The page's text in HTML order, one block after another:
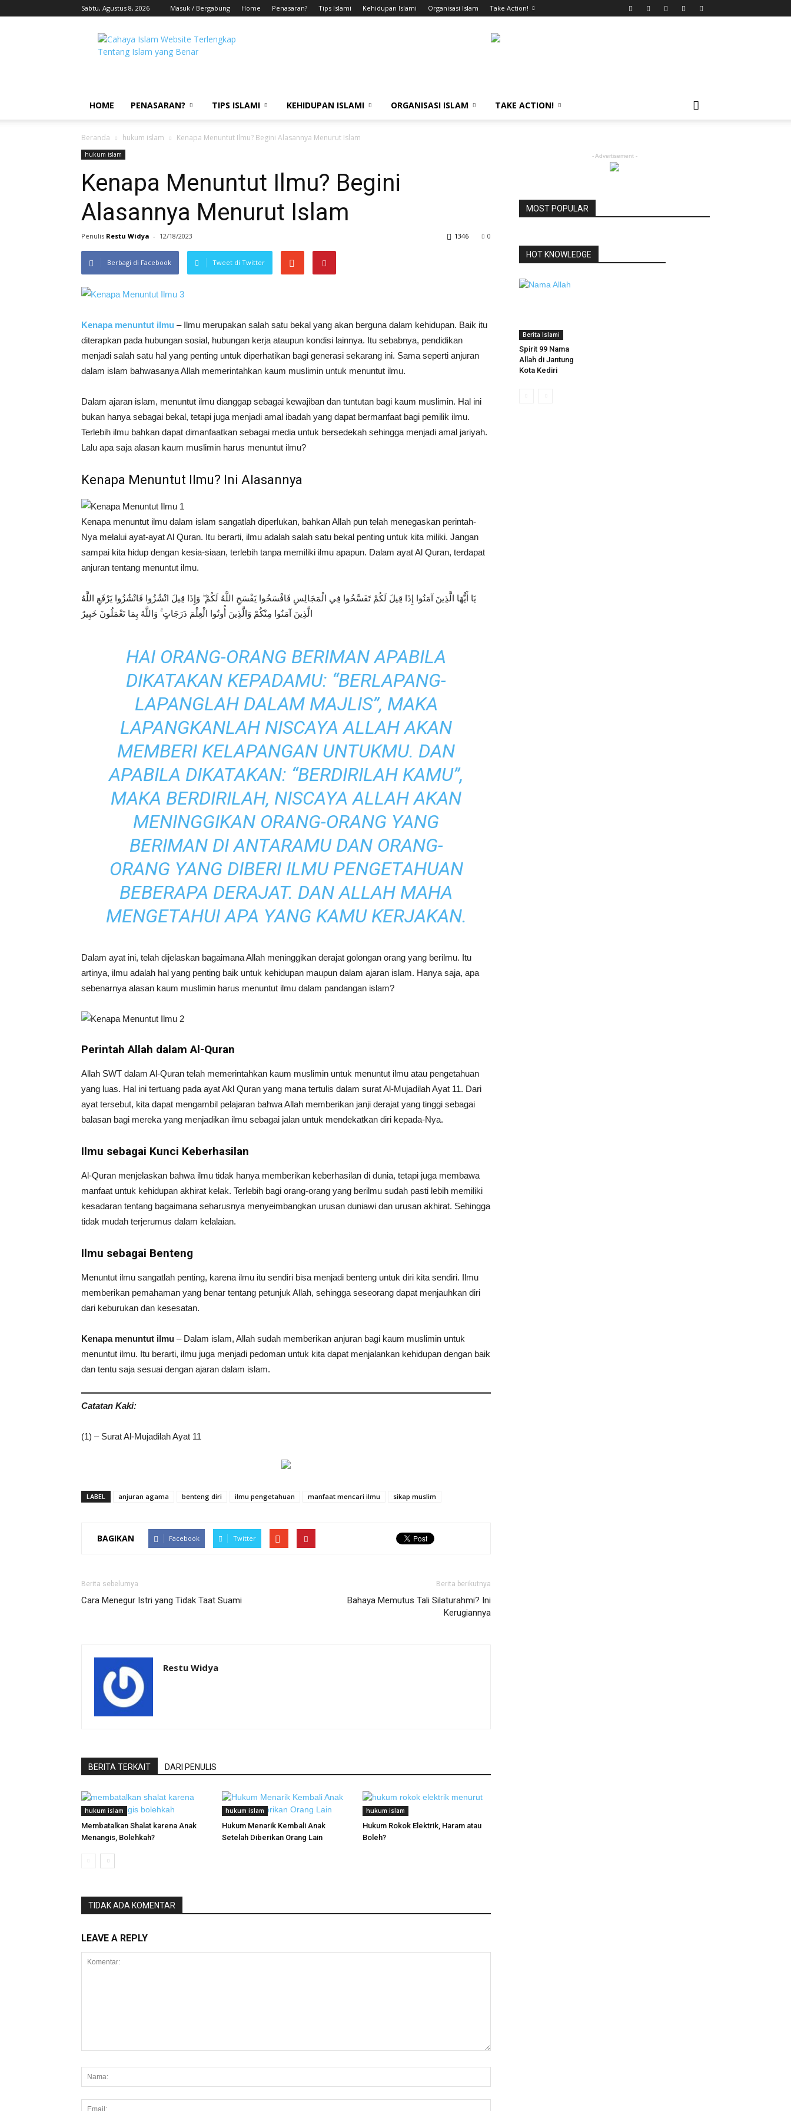
Sabtu, Agustus 8, 2026 Masuk / Bergabung Home Penasaran? Tips Islami Kehidupan Islami Organisasi Islam Take Action!
HOME PENASARAN? TIPS ISLAMI KEHIDUPAN ISLAMI ORGANISASI ISLAM TAKE ACTION!
Beranda hukum islam Kenapa Menuntut Ilmu? Begini Alasannya Menurut Islam
hukum islam
Kenapa Menuntut Ilmu? Begini
Alasannya Menurut Islam
Penulis Restu Widya - 12/18/2023 0
1346
Berbagi di Facebook Tweet di Twitter
Kenapa menuntut ilmu – Ilmu merupakan salah satu bekal yang akan berguna dalam kehidupan. Baik itu
diterapkan pada hubungan sosial, hubungan kerja ataupun kondisi lainnya. Itu sebabnya, pendidikan
menjadi salah satu hal yang penting untuk diperhatikan bagi generasi sekarang ini. Sama seperti anjuran
dalam islam bahwasanya Allah memerintahkan kaum muslimin untuk menuntut ilmu.
Dalam ajaran islam, menuntut ilmu dianggap sebagai kewajiban dan tuntutan bagi kaum muslimin. Hal ini
bukan hanya sebagai bekal, tetapi juga menjadi amal ibadah yang dapat bermanfaat bagi pemilik ilmu.
Terlebih ilmu bahkan dapat dimanfaatkan sebagai media untuk bersedekah sehingga menjadi amal jariyah.
Lalu apa saja alasan kaum muslimin harus menuntut ilmu?
Kenapa Menuntut Ilmu? Ini Alasannya
Kenapa menuntut ilmu dalam islam sangatlah diperlukan, bahkan Allah pun telah menegaskan perintah-
Nya melalui ayat-ayat Al Quran. Itu berarti, ilmu adalah salah satu bekal penting untuk kita miliki. Jangan
sampai kita hidup dengan kesia-siaan, terlebih tanpa memiliki ilmu apapun. Dalam ayat Al Quran, terdapat
anjuran tentang menuntut ilmu.
يَا أَيُّهَا الَّذِينَ آمَنُوا إِذَا قِيلَ لَكُمْ تَفَسَّحُوا فِي الْمَجَالِسِ فَافْسَحُوا يَفْسَحِ اللَّهُ لَكُمْ ۖ وَإِذَا قِيلَ انْشُزُوا فَانْشُزُوا يَرْفَعِ اللَّهُ
الَّذِينَ آمَنُوا مِنْكُمْ وَالَّذِينَ أُوتُوا الْعِلْمَ دَرَجَاتٍ ۚ وَاللَّهُ بِمَا تَعْمَلُونَ خَبِيرٌ
HAI ORANG-ORANG BERIMAN APABILA
DIKATAKAN KEPADAMU: “BERLAPANG-
LAPANGLAH DALAM MAJLIS”, MAKA
LAPANGKANLAH NISCAYA ALLAH AKAN
MEMBERI KELAPANGAN UNTUKMU. DAN
APABILA DIKATAKAN: “BERDIRILAH KAMU”,
MAKA BERDIRILAH, NISCAYA ALLAH AKAN
MENINGGIKAN ORANG-ORANG YANG
BERIMAN DI ANTARAMU DAN ORANG-
ORANG YANG DIBERI ILMU PENGETAHUAN
BEBERAPA DERAJAT. DAN ALLAH MAHA
MENGETAHUI APA YANG KAMU KERJAKAN.
Dalam ayat ini, telah dijelaskan bagaimana Allah meninggikan derajat golongan orang yang berilmu. Itu
artinya, ilmu adalah hal yang penting baik untuk kehidupan maupun dalam ajaran islam. Hanya saja, apa
sebenarnya alasan kaum muslimin harus menuntut ilmu dalam pandangan islam?
Perintah Allah dalam Al-Quran
Allah SWT dalam Al-Quran telah memerintahkan kaum muslimin untuk menuntut ilmu atau pengetahuan
yang luas. Hal ini tertuang pada ayat Akl Quran yang mana tertulis dalam surat Al-Mujadilah Ayat 11. Dari
ayat tersebut, kita dapat mengambil pelajaran bahwa Allah memberikan janji derajat yang tinggi sebagai
balasan bagi mereka yang menjadikan ilmu sebagai jalan untuk mendekatkan diri kepada-Nya.
Ilmu sebagai Kunci Keberhasilan
Al-Quran menjelaskan bahwa ilmu tidak hanya memberikan keberhasilan di dunia, tetapi juga membawa
manfaat untuk kehidupan akhirat kelak. Terlebih bagi orang-orang yang berilmu sudah pasti lebih memiliki
kesadaran tentang bagaimana seharusnya menyeimbangkan urusan duniawi dan urusan akhirat. Sehingga
tidak mudah terjerumus dalam kelalaian.
Ilmu sebagai Benteng
Menuntut ilmu sangatlah penting, karena ilmu itu sendiri bisa menjadi benteng untuk diri kita sendiri. Ilmu
memberikan pemahaman yang benar tentang petunjuk Allah, sehingga seseorang dapat menjauhkan diri
dari keburukan dan kesesatan.
Kenapa menuntut ilmu – Dalam islam, Allah sudah memberikan anjuran bagi kaum muslimin untuk
menuntut ilmu. Itu berarti, ilmu juga menjadi pedoman untuk kita dapat menjalankan kehidupan dengan baik
dan tentu saja sesuai dengan ajaran dalam islam.
Catatan Kaki:
(1) – Surat Al-Mujadilah Ayat 11
LABEL anjuran agama benteng diri ilmu pengetahuan manfaat mencari ilmu sikap muslim
BAGIKAN Facebook Twitter
Berita sebelumya
Cara Menegur Istri yang Tidak Taat Suami
Berita berikutnya
Bahaya Memutus Tali Silaturahmi? Ini
Kerugiannya
Restu Widya
BERITA TERKAIT DARI PENULIS
hukum islam
Membatalkan Shalat karena Anak
Menangis, Bolehkah?
hukum islam
Hukum Menarik Kembali Anak
Setelah Diberikan Orang Lain
hukum islam
Hukum Rokok Elektrik, Haram atau
Boleh?
TIDAK ADA KOMENTAR
LEAVE A REPLY
- Advertisement -
MOST POPULAR
HOT KNOWLEDGE
Berita Islami
Spirit 99 Nama
Allah di Jantung
Kota Kediri